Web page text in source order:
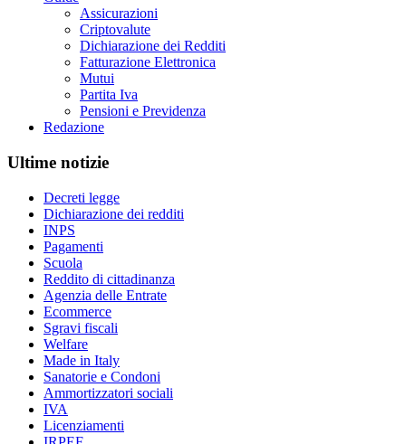
Assicurazioni
Criptovalute
Dichiarazione dei Redditi
Fatturazione Elettronica
Mutui
Partita Iva
Pensioni e Previdenza
Redazione
Ultime notizie
Decreti legge
Dichiarazione dei redditi
INPS
Pagamenti
Scuola
Reddito di cittadinanza
Agenzia delle Entrate
Ecommerce
Sgravi fiscali
Welfare
Made in Italy
Sanatorie e Condoni
Ammortizzatori sociali
IVA
Licenziamenti